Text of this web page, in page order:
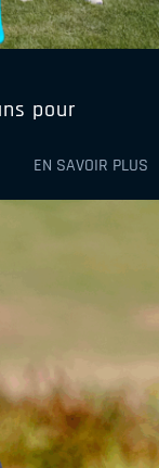
pour
EN SAVOIR PLUS